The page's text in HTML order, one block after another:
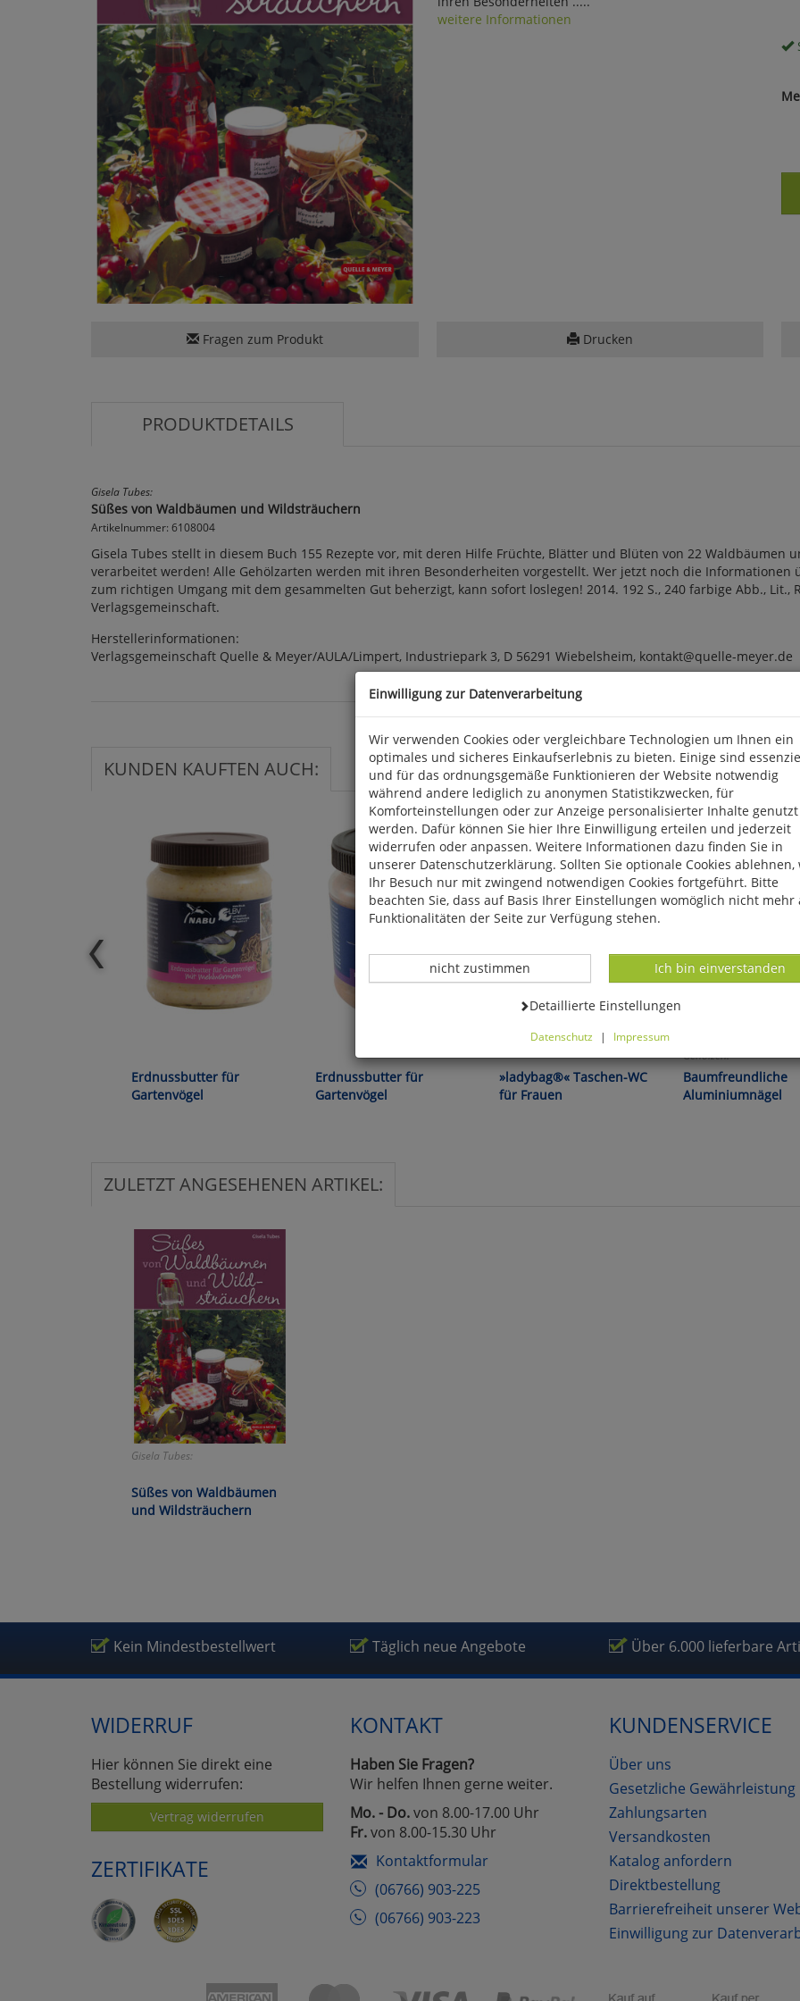
weitere Informationen
Fragen zum Produkt Drucken
PRODUKTDETAILS
Gisela Tubes:
Süßes von Waldbäumen und Wildsträuchern
Artikelnummer: 6108004
Gisela Tubes stellt in diesem Buch 155 Rezepte vor, mit deren Hilfe Früchte, Blätter und Blüten von 22 Waldbäumen
verarbeitet werden! Alle Gehölzarten werden mit ihren Besonderheiten vorgestellt. Wer jetzt noch die Informationen
zum richtigen Umgang mit dem gesammelten Gut beherzigt, kann sofort loslegen! 2014. 192 S., 240 farbige Abb., Lit.,
Verlagsgemeinschaft.
Herstellerinformationen:
Verlagsgemeinschaft Quelle & Meyer/AULA/Limpert, Industriepark 3, D 56291 Wiebelsheim, kontakt@quelle-meyer.de
KUNDEN KAUFTEN AUCH:
Erdnussbutter für
Gartenvögel
Erdnussbutter für
Gartenvögel
Sicherheit für unterwegs!
»ladybag®« Taschen-WC
für Frauen
Gehölzen!
Baumfreundliche
Aluminiumnägel
ZULETZT ANGESEHENEN ARTIKEL:
Gisela Tubes:
Süßes von Waldbäumen
und Wildsträuchern
Kein Mindestbestellwert Täglich neue Angebote Über 6.000 lieferbare
WIDERRUF
Hier können Sie direkt eine
Bestellung widerrufen:
Vertrag widerrufen
ZERTIFIKATE
KONTAKT
Haben Sie Fragen?
Wir helfen Ihnen gerne weiter.
Mo. - Do.von 8.00-17.00 Uhr
Fr.von 8.00-15.30 Uhr
Kontaktformular
(06766) 903-225
(06766) 903-223
KUNDENSERVICE
Über uns
Gesetzliche Gewährleistung
Zahlungsarten
Versandkosten
Katalog anfordern
Direktbestellung
Barrierefreiheit unserer
Einwilligung zur
Einwilligung zur Datenverarbeitung
Wir verwenden Cookies oder vergleichbare Technologien um Ihnen ein
optimales und sicheres Einkaufserlebnis zu bieten. Einige sind
und für das ordnungsgemäße Funktionieren der Website notwendig
während andere lediglich zu anonymen Statistikzwecken, für
Komforteinstellungen oder zur Anzeige personalisierter Inhalte genutzt
werden. Dafür können Sie hier Ihre Einwilligung erteilen und jederzeit
widerrufen oder anpassen. Weitere Informationen dazu finden Sie in
unserer Datenschutzerklärung. Sollten Sie optionale Cookies ablehnen,
Ihr Besuch nur mit zwingend notwendigen Cookies fortgeführt. Bitte
beachten Sie, dass auf Basis Ihrer Einstellungen womöglich nicht mehr
Funktionalitäten der Seite zur Verfügung stehen.
Datenverarbeitung -
Ich bin einverstanden
Datenverarbeitung -
nicht zustimmen
Datenverarbeitung -
Detaillierte Einstellungen
Datenschutz | Impressum
Cookies ablehnen, wird Ihr Besuch nur mit zwingend notwendigen
fortgeführt. Bitte beachten Sie, dass auf Basis Ihrer Einstellungen
nicht mehr alle Funktionalitäten der Seite zur Verfügung stehen.